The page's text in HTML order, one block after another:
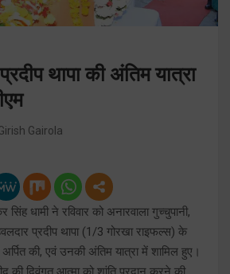
थापा की अंतिम यात्रा
Gairola
धामी ने रविवार को अनारवाला गुच्चुपानी,
प्रदीप थापा (1/3 गोरखा राइफल्स) के
अर्पित की, एवं उनकी अंतिम यात्रा में शामिल हुए।